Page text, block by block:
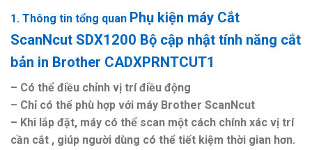
1. Thông tin tổng quan Phụ kiện máy Cắt
ScanNcut SDX1200 Bộ cập nhật tính năng cắt
bản in Brother CADXPRNTCUT1
– Có thể điều chỉnh vị trí điều động
– Chỉ có thể phù hợp với máy Brother ScanNcut
– Khi lắp đặt, máy có thể scan một cách chính xác vị trí
cần cắt , giúp người dùng có thể tiết kiệm thời gian hơn.